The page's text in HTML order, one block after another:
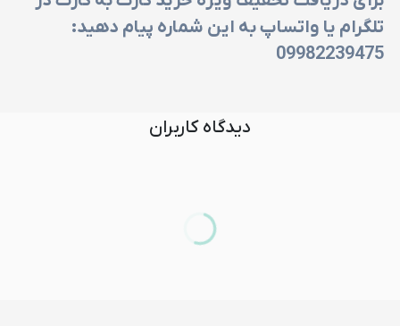
تلگرام یا واتساپ به این شماره پیام دهید:
09982239475
دیدگاه کاربران